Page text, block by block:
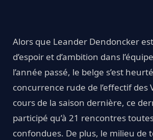
Alors que Leander Dendoncker
d’espoir et d’ambition dans l’équipe
l’année passé, le belge s’est
concurrence rude de l’effectif des
cours de la saison dernière, ce
participé qu’à 21 rencontres
confondues. De plus, le milieu de